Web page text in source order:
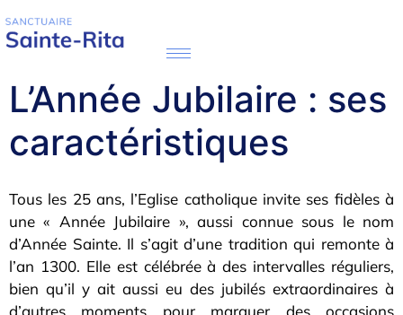
L’Année Jubilaire : ses
caractéristiques
Tous les 25 ans, l’Eglise catholique invite ses fidèles à
une « Année Jubilaire », aussi connue sous le nom
d’Année Sainte. Il s’agit d’une tradition qui remonte à
l’an 1300. Elle est célébrée à des intervalles réguliers,
bien qu’il y ait aussi eu des jubilés extraordinaires à
d’autres moments pour marquer des occasions